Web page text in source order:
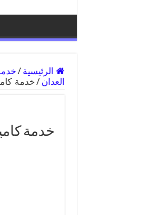
الرئيسية /
العدان /خدمة
خدمة